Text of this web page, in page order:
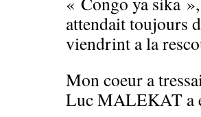
attendait toujours
viendrint a la
Mon coeur a
Luc MALEKAT a